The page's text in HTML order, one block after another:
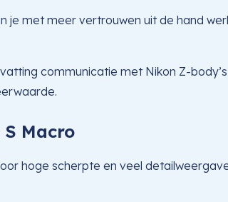
met meer vertrouwen uit de hand
communicatie met Nikon Z-
Macro
hoge scherpte en veel